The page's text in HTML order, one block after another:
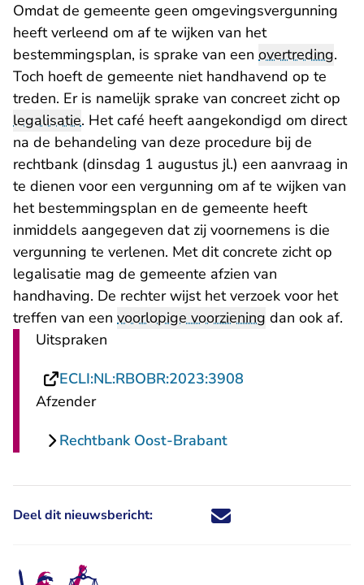
Omdat de gemeente geen omgevingsvergunning
heeft verleend om af te wijken van het
bestemmingsplan, is sprake van een overtreding.
Toch hoeft de gemeente niet handhavend op te
treden. Er is namelijk sprake van concreet zicht op
legalisatie. Het café heeft aangekondigd om direct
na de behandeling van deze procedure bij de
rechtbank (dinsdag 1 augustus jl.) een aanvraag in
te dienen voor een vergunning om af te wijken van
het bestemmingsplan en de gemeente heeft
inmiddels aangegeven dat zij voornemens is die
vergunning te verlenen. Met dit concrete zicht op
legalisatie mag de gemeente afzien van
handhaving. De rechter wijst het verzoek voor het
treffen van een voorlopige voorziening dan ook af.
Uitspraken
ECLI:NL:RBOBR:2023:3908
Afzender
Rechtbank Oost-Brabant
Deel dit nieuwsbericht: Deel dit nieuwsbericht via X -
Deel dit nieuwsbericht via
Deel dit nieuwsbericht
Deel dit